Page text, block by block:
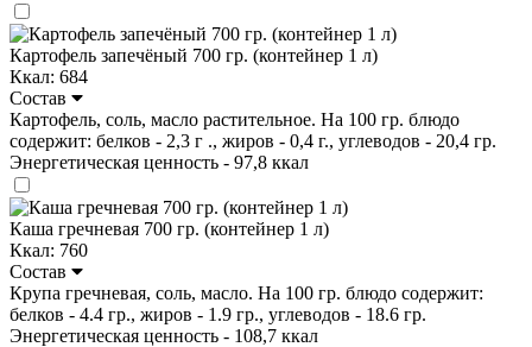
Картофель запечёный 700 гр. (контейнер 1 л)
Ккал: 684
Состав
Картофель, соль, масло растительное. На 100 гр. блюдо
содержит: белков - 2,3 г ., жиров - 0,4 г., углеводов - 20,4 гр.
Энергетическая ценность - 97,8 ккал
Каша гречневая 700 гр. (контейнер 1 л)
Ккал: 760
Состав
Крупа гречневая, соль, масло. На 100 гр. блюдо содержит:
белков - 4.4 гр., жиров - 1.9 гр., углеводов - 18.6 гр.
Энергетическая ценность - 108,7 ккал